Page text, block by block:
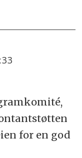
for en god